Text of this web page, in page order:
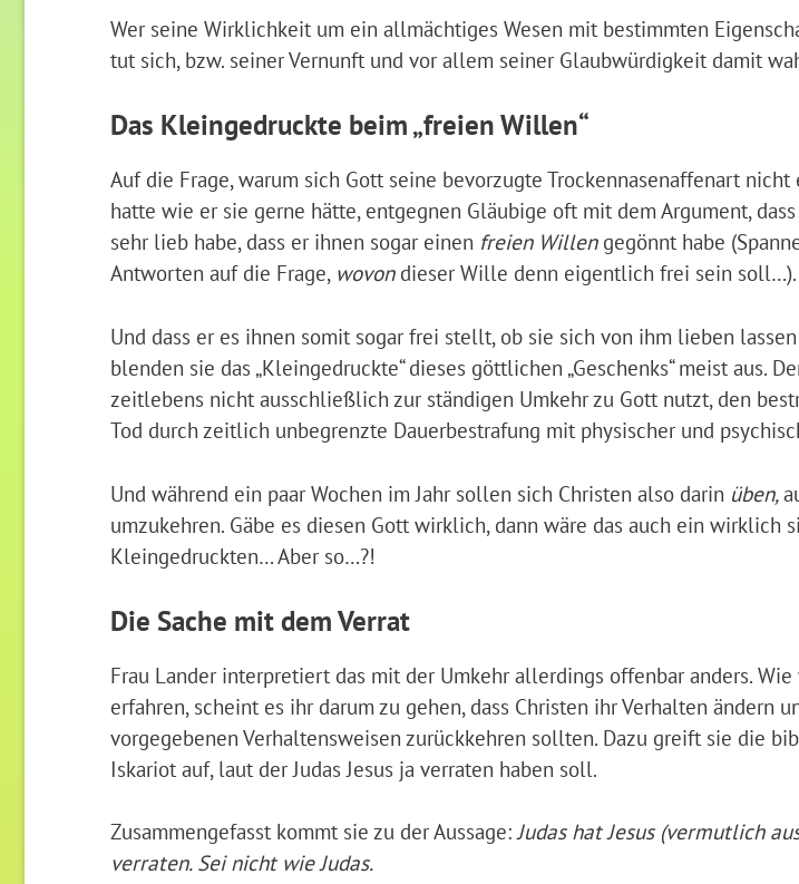
Wer seine Wirklichkeit um ein allmächtiges Wesen mit bestimmten
tut sich, bzw. seiner Vernunft und vor allem seiner Glaubwürdigkeit damit
Das Kleingedruckte beim „freien Willen“
Auf die Frage, warum sich Gott seine bevorzugte Trockennasenaffenart
hatte wie er sie gerne hätte, entgegnen Gläubige oft mit dem Argument,
sehr lieb habe, dass er ihnen sogar einen freien Willengegönnt habe
Antworten auf die Frage, wovon dieser Wille denn eigentlich frei sein soll…).
Und dass er es ihnen somit sogar frei stellt, ob sie sich von ihm lieben
blenden sie das „Kleingedruckte“ dieses göttlichen „Geschenks“ meist aus.
zeitlebens nicht ausschließlich zur ständigen Umkehr zu Gott nutzt, den
Tod durch zeitlich unbegrenzte Dauerbestrafung mit physischer und
Und während ein paar Wochen im Jahr sollen sich Christen also darin üben,
umzukehren. Gäbe es diesen Gott wirklich, dann wäre das auch ein wirklich
Kleingedruckten… Aber so…?!
Die Sache mit dem Verrat
Frau Lander interpretiert das mit der Umkehr allerdings offenbar anders.
erfahren, scheint es ihr darum zu gehen, dass Christen ihr Verhalten ändern
vorgegebenen Verhaltensweisen zurückkehren sollten. Dazu greift sie die
Iskariot auf, laut der Judas Jesus ja verraten haben soll.
Zusammengefasst kommt sie zu der Aussage:Judas hat Jesus (vermutlich
verraten. Sei nicht wie Judas.